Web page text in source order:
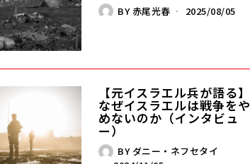
BY赤尾光春 2025/08/05
【元イスラエル兵が語る】
なぜイスラエルは戦争をや
めないのか（インタビュ
ー）
BY ダニー・ネフセタイ